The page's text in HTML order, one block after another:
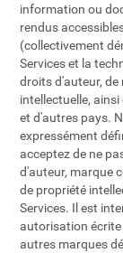
information ou
rendus
(collectivement
Services et la
droits d'auteur, de
intellectuelle,
et d'autres pays.
expressément
acceptez de ne
d'auteur, marque
de propriété
Services. Il est
autorisation
autres marques